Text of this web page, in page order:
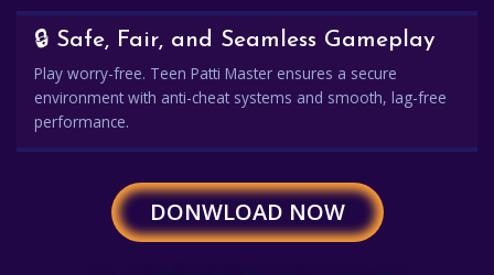
🔒 Safe, Fair, and Seamless Gameplay
Play worry-free. Teen Patti Master ensures a secure
environment with anti-cheat systems and smooth, lag-free
performance.
DONWLOAD NOW